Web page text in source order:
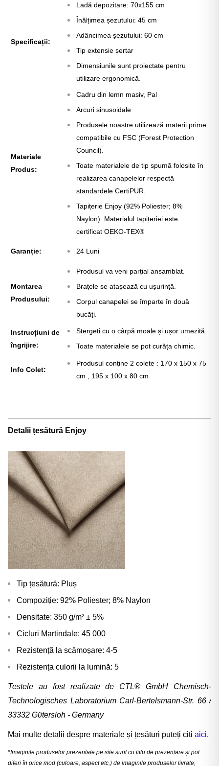
Specificații:
Ladă depozitare: 70x155 cm
Înălțimea șezutului: 45 cm
Adâncimea șezutului: 60 cm
Tip extensie sertar
Dimensiunile sunt proiectate pentru
utilizare ergonomică.
Materiale
Produs:
Cadru din lemn masiv, Pal
Arcuri sinusoidale
Produsele noastre utilizează materii prime
compatibile cu FSC (Forest Protection
Council).
Toate materialele de tip spumă folosite în
realizarea canapelelor respectă
standardele CertiPUR.
Tapițerie Enjoy (92% Poliester; 8%
Naylon). Materialul tapițeriei este
certificat OEKO-TEX®
Garanție: 24 Luni
Montarea
Produsului:
Produsul va veni parțial ansamblat.
Brațele se atașează cu ușurință.
Corpul canapelei se împarte în două
bucăți.
Instrucțiuni de
îngrijire:
Stergeți cu o cârpă moale și ușor umezită.
Toate materialele se pot curăța chimic.
Info Colet:
Produsul conține 2 colete : 170 x 150 x 75
cm , 195 x 100 x 80 cm
Detalii țesătură Enjoy
Tip țesătură: Pluș
Compoziție: 92% Poliester; 8% Naylon
Densitate: 350 g/m² ± 5%
Cicluri Martindale: 45 000
Rezistență la scămoșare: 4-5
Rezistența culorii la lumină: 5
Testele au fost realizate de CTL® GmbH Chemisch-
Technologisches Laboratorium Carl-Bertelsmann-Str. 66 /
33332 Gϋtersloh - Germany
Mai multe detalii despre materiale și țesături puteți citi aici.
*Imaginile produselor prezentate pe site sunt cu titlu de prezentare și pot
diferi în orice mod (culoare, aspect etc.) de imaginile produselor livrate,